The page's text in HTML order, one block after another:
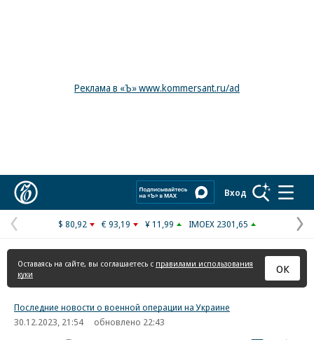
Реклама в «Ъ» www.kommersant.ru/ad
Вход
Предыдущая
страница
$ 80,92 € 93,19 ¥ 11,99 IMOEX 2301,65
Оставаясь на сайте, вы соглашаетесь с правилами использования
куки
ОК
Последние новости о военной операции на Украине
30.12.2023, 21:54
обновлено 22:43